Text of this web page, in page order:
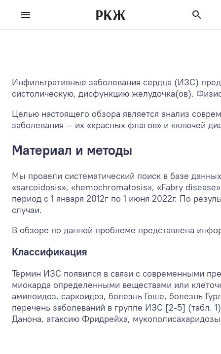
РКЖ
Инфильтративные заболевания сердца (ИЗС)
систолическую, дисфункцию желудочка(ов).
Целью настоящего обзора является анализ
заболевания — их «красных флагов» и «ключей
Материал и методы
Мы провели систематический поиск в базе
«sarcoidosis», «hemochromatosis», «Fabry
период с 1 января 2012г по 1 июня 2022г. По
случаи.
В обзоре по данной проблеме представлена
Классификация
Термин ИЗС появился в связи с современными
миокарда определенными веществами или
амилоидоз, саркоидоз, болезнь Гоше, болезнь
перечень заболеваний в группе ИЗС [2-5] (табл.
Данона, атаксию Фридрейха,